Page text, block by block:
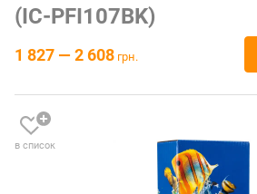
(IC-PFI107BK)
1 827 — 2 608 грн.
в список